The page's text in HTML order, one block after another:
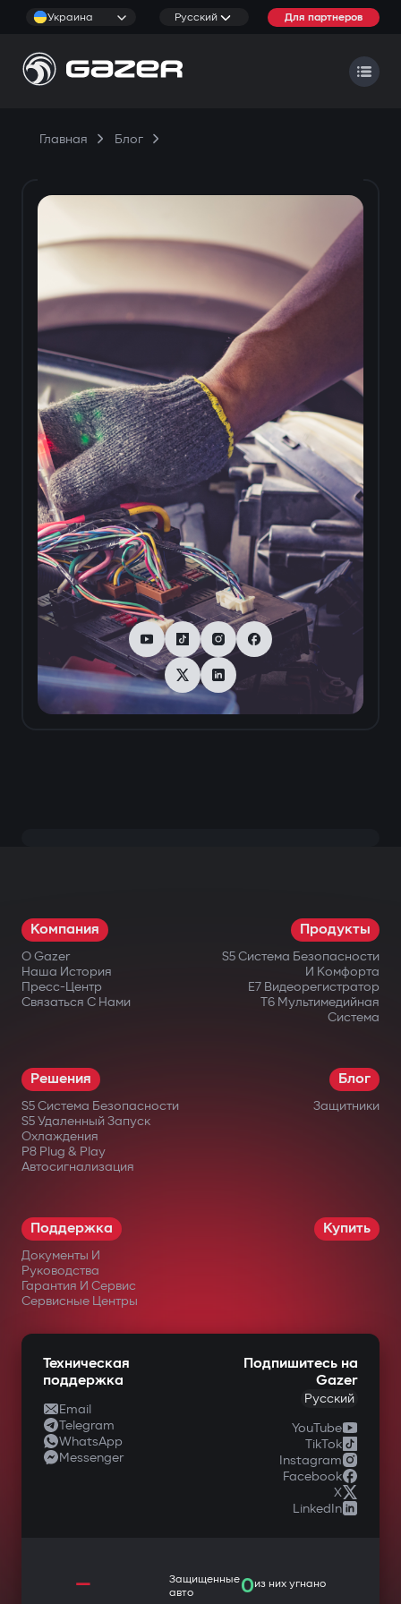
Украина Русский Для партнеров
Главная Блог
Компания
О Gazer
Наша История
Пресс-Центр
Связаться С Нами
Продукты
S5 Система Безопасности
И Комфорта
E7 Видеорегистратор
T6 Мультимедийная
Система
Решения
S5 Система Безопасности
S5 Удаленный Запуск
Охлаждения
P8 Plug & Play
Автосигнализация
Блог
Защитники
Поддержка
Документы И
Руководства
Гарантия И Сервис
Сервисные Центры
Купить
Техническая
поддержка
Email
Telegram
WhatsApp
Messenger
Подпишитесь на
Gazer
Русский
YouTube
TikTok
Instagram
Facebook
X
LinkedIn
—
Защищенные
авто
0из них угнано